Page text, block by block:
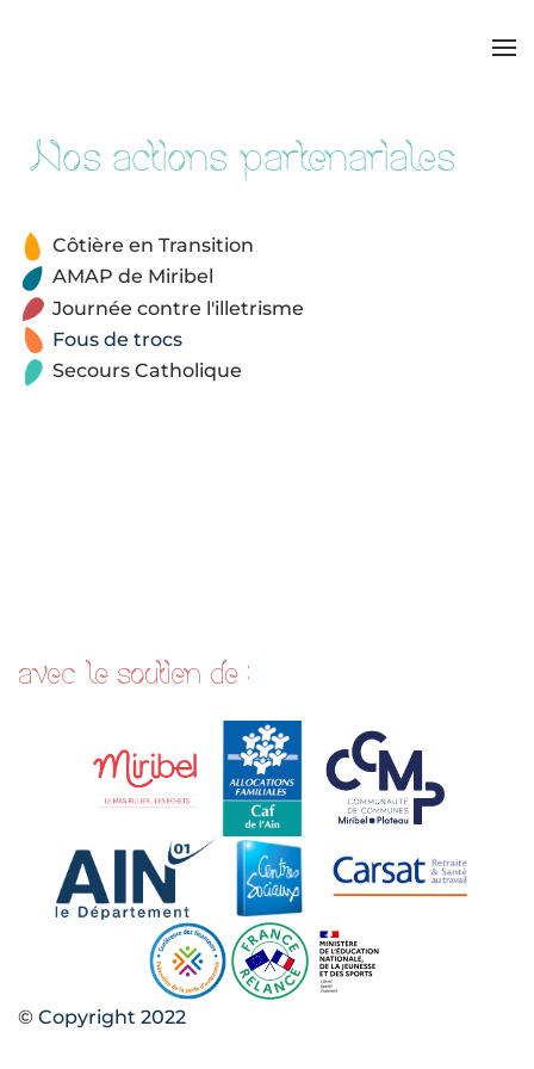
Nos actions partenariales
Côtière en Transition
AMAP de Miribel
Journée contre l'illetrisme
Fous de trocs
Secours Catholique
avec le soutien de :
© Copyright 2022